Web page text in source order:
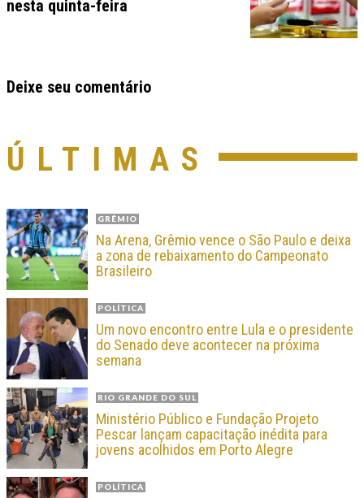
nesta quinta-feira
Deixe seu comentário
ÚLTIMAS
GRÊMIO
Na Arena, Grêmio vence o São Paulo e deixa
a zona de rebaixamento do Campeonato
Brasileiro
POLÍTICA
Um novo encontro entre Lula e o presidente
do Senado deve acontecer na próxima
semana
RIO GRANDE DO SUL
Ministério Público e Fundação Projeto
Pescar lançam capacitação inédita para
jovens acolhidos em Porto Alegre
POLÍTICA